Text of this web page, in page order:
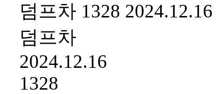
덤프차 1328 2024.12.16
덤프차
2024.12.16
1328